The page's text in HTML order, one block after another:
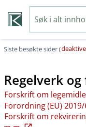
Siste besøkte sider (
Regelverk
Forskrift om
Forordning (EU)
Forskrift om